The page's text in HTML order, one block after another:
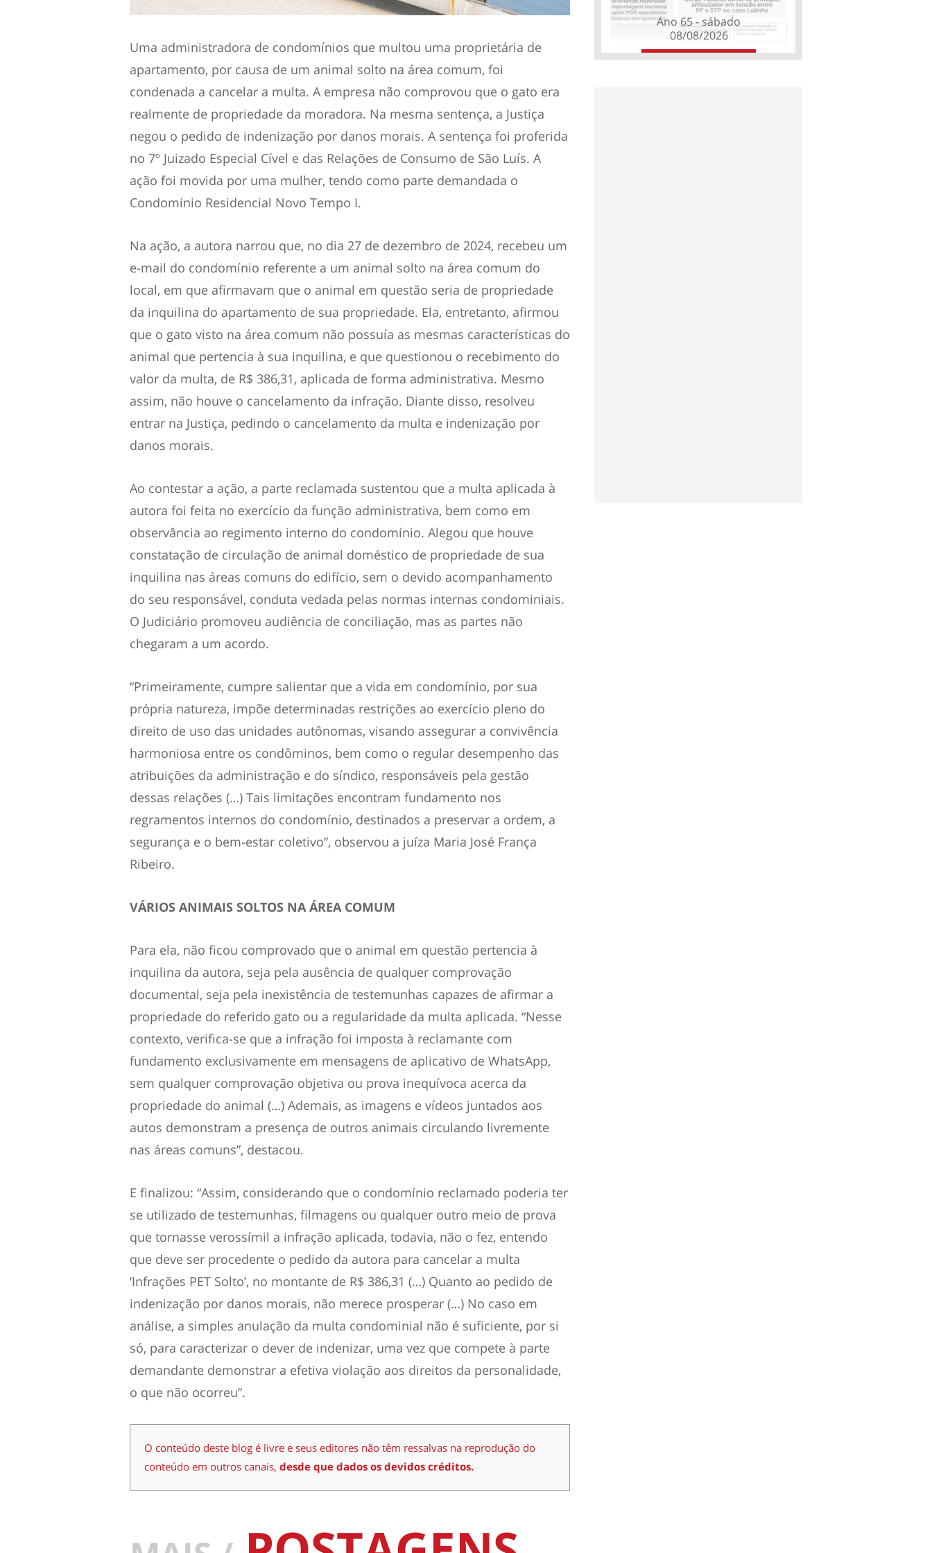
Uma administradora de condomínios que multou uma proprietária de
apartamento, por causa de um animal solto na área comum, foi
condenada a cancelar a multa. A empresa não comprovou que o gato era
realmente de propriedade da moradora. Na mesma sentença, a Justiça
negou o pedido de indenização por danos morais. A sentença foi proferida
no 7º Juizado Especial Cível e das Relações de Consumo de São Luís. A
ação foi movida por uma mulher, tendo como parte demandada o
Condomínio Residencial Novo Tempo I.
Na ação, a autora narrou que, no dia 27 de dezembro de 2024, recebeu um
e-mail do condomínio referente a um animal solto na área comum do
local, em que afirmavam que o animal em questão seria de propriedade
da inquilina do apartamento de sua propriedade. Ela, entretanto, afirmou
que o gato visto na área comum não possuía as mesmas características do
animal que pertencia à sua inquilina, e que questionou o recebimento do
valor da multa, de R$ 386,31, aplicada de forma administrativa. Mesmo
assim, não houve o cancelamento da infração. Diante disso, resolveu
entrar na Justiça, pedindo o cancelamento da multa e indenização por
danos morais.
Ao contestar a ação, a parte reclamada sustentou que a multa aplicada à
autora foi feita no exercício da função administrativa, bem como em
observância ao regimento interno do condomínio. Alegou que houve
constatação de circulação de animal doméstico de propriedade de sua
inquilina nas áreas comuns do edifício, sem o devido acompanhamento
do seu responsável, conduta vedada pelas normas internas condominiais.
O Judiciário promoveu audiência de conciliação, mas as partes não
chegaram a um acordo.
“Primeiramente, cumpre salientar que a vida em condomínio, por sua
própria natureza, impõe determinadas restrições ao exercício pleno do
direito de uso das unidades autônomas, visando assegurar a convivência
harmoniosa entre os condôminos, bem como o regular desempenho das
atribuições da administração e do síndico, responsáveis pela gestão
dessas relações (…) Tais limitações encontram fundamento nos
regramentos internos do condomínio, destinados a preservar a ordem, a
segurança e o bem-estar coletivo”, observou a juíza Maria José França
Ribeiro.
VÁRIOS ANIMAIS SOLTOS NA ÁREA COMUM
Para ela, não ficou comprovado que o animal em questão pertencia à
inquilina da autora, seja pela ausência de qualquer comprovação
documental, seja pela inexistência de testemunhas capazes de afirmar a
propriedade do referido gato ou a regularidade da multa aplicada. “Nesse
contexto, verifica-se que a infração foi imposta à reclamante com
fundamento exclusivamente em mensagens de aplicativo de WhatsApp,
sem qualquer comprovação objetiva ou prova inequívoca acerca da
propriedade do animal (…) Ademais, as imagens e vídeos juntados aos
autos demonstram a presença de outros animais circulando livremente
nas áreas comuns”, destacou.
E finalizou: “Assim, considerando que o condomínio reclamado poderia ter
se utilizado de testemunhas, filmagens ou qualquer outro meio de prova
que tornasse verossímil a infração aplicada, todavia, não o fez, entendo
que deve ser procedente o pedido da autora para cancelar a multa
‘Infrações PET Solto’, no montante de R$ 386,31 (…) Quanto ao pedido de
indenização por danos morais, não merece prosperar (…) No caso em
análise, a simples anulação da multa condominial não é suficiente, por si
só, para caracterizar o dever de indenizar, uma vez que compete à parte
demandante demonstrar a efetiva violação aos direitos da personalidade,
o que não ocorreu”.
O conteúdo deste blog é livre e seus editores não têm ressalvas na reprodução do
conteúdo em outros canais, desde que dados os devidos créditos.
Ano 65 - sábado
08/08/2026